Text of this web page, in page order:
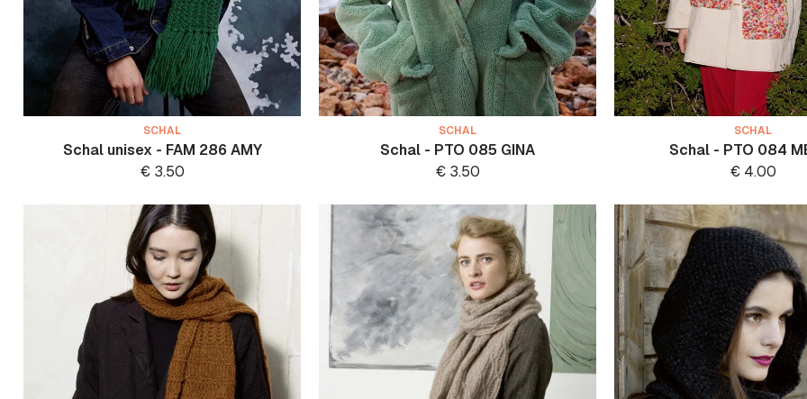
SCHAL
Schal unisex - FAM 286 AMY
€ 3.50
SCHAL
Schal - PTO 085 GINA
€ 3.50
SCHAL
Schal - PTO 084
€ 4.00